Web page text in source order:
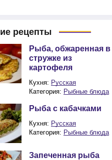
рецепты
Рыба, обжаренная в
стружке из
картофеля
Кухня: Русская
Категория: Рыбные блюда
Рыба с кабачками
Кухня: Русская
Категория: Рыбные блюда
Запеченная рыба